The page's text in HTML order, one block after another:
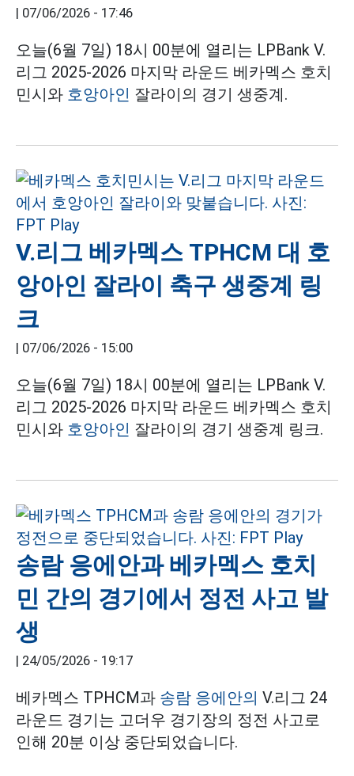
| 07/06/2026 - 17:46
오늘(6월 7일) 18시 00분에 열리는 LPBank V.
리그 2025-2026 마지막 라운드 베카멕스 호치
민시와 호앙아인 잘라이의 경기 생중계.
V.리그 베카멕스 TPHCM 대 호
앙아인 잘라이 축구 생중계 링
크
| 07/06/2026 - 15:00
오늘(6월 7일) 18시 00분에 열리는 LPBank V.
리그 2025-2026 마지막 라운드 베카멕스 호치
민시와 호앙아인 잘라이의 경기 생중계 링크.
송람 응에안과 베카멕스 호치
민 간의 경기에서 정전 사고 발
생
| 24/05/2026 - 19:17
베카멕스 TPHCM과 송람 응에안의 V.리그 24
라운드 경기는 고더우 경기장의 정전 사고로
인해 20분 이상 중단되었습니다.